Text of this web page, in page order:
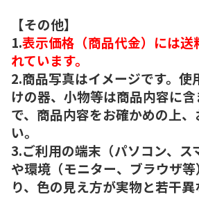
【その他】
1.表示価格（商品代金）には送
れています。
2.商品写真はイメージです。使
けの器、小物等は商品内容に
で、商品内容をお確かめの上
い。
3.ご利用の端末（パソコン、ス
や環境（モニター、ブラウザ
り、色の見え方が実物と若干